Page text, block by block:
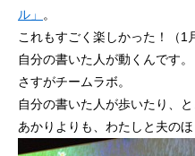
ル」
。
これもすごく楽しかった！（1
自分の書いた人が動くんです。
さすがチームラボ。
自分の書いた人が歩いたり、
あかりよりも、わたしと夫の